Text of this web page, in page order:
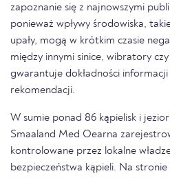
zapoznanie się z najnowszymi
ponieważ wpływy środowiska,
upały, mogą w krótkim czasie
między innymi sinice, wibratory
gwarantuje dokładności informacji
rekomendacji.
W sumie ponad 86 kąpielisk i
Smaaland Med Oearna
kontrolowane przez lokalne
bezpieczeństwa kąpieli. Na